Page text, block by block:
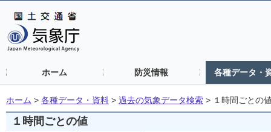
ホーム 防災情報 各種データ・
ホーム > 各種データ・資料 > 過去の気象データ検索 > １時間ごとの
１時間ごとの値